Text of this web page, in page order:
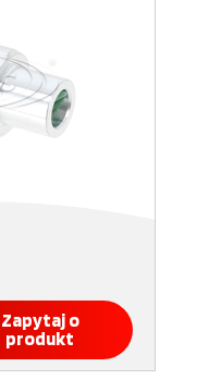
Zapytaj o
produkt